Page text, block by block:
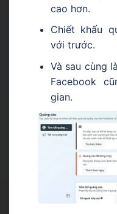
cao hơn.
Chiết khấu
với trước.
Và sau cùng
Facebook
gian.